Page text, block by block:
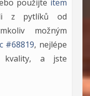
použijte item
z pytlíků od
možným
#68819, nejlépe
kvality, a jste